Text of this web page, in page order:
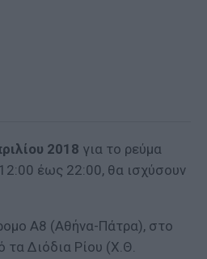
2018 για το ρεύμα
έως 22:00, θα ισχύσουν
Α8 (Αθήνα-Πάτρα), στο
τα Διόδια Ρίου (Χ.Θ.